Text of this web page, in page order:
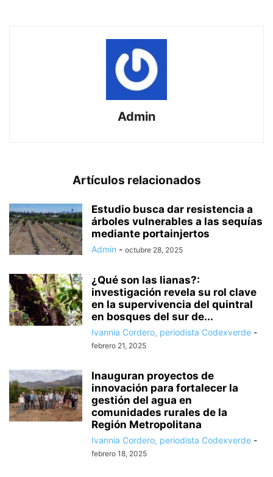
Admin
Artículos relacionados
Estudio busca dar resistencia a
árboles vulnerables a las sequías
mediante portainjertos
Admin - octubre 28, 2025
¿Qué son las lianas?:
investigación revela su rol clave
en la supervivencia del quintral
en bosques del sur de...
Ivannia Cordero, periodista Codexverde -
febrero 21, 2025
Inauguran proyectos de
innovación para fortalecer la
gestión del agua en
comunidades rurales de la
Región Metropolitana
Ivannia Cordero, periodista Codexverde -
febrero 18, 2025